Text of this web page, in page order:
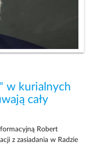
w kurialnych
cały
Robert
z zasiadania w Radzie